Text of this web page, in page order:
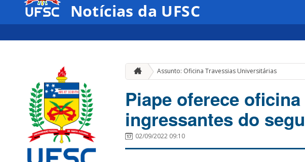
Notícias da UFSC
Assunto: Oficina Travessias Universitárias
Piape oferece
ingressantes do
02/09/2022 09:10